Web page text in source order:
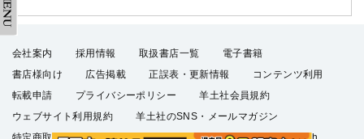
会社案内 採用情報 取扱書店一覧
電子書籍
書店様向け
広告掲載 正誤表・更新情報
コンテンツ利用
転載申請
プライバシーポリシー
羊土社会員規約
ウェブサイト利用規約
羊土社のSNS・メールマガジン